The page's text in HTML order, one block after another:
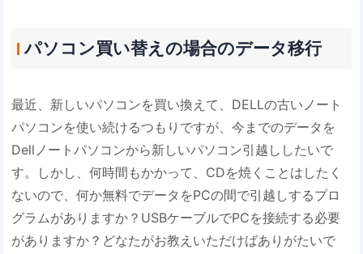
パソコン買い替えの場合のデータ移行
最近、新しいパソコンを買い換えて、DELLの古いノート
パソコンを使い続けるつもりですが、今までのデータを
Dellノートパソコンから新しいパソコン引越ししたいで
す。しかし、何時間もかかって、CDを焼くことはしたく
ないので、何か無料でデータをPCの間で引越しするプロ
グラムがありますか？USBケーブルでPCを接続する必要
がありますか？どなたがお教えいただけばありがたいで